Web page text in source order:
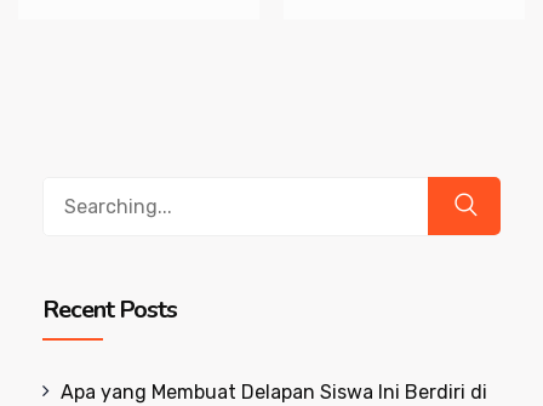
Recent Posts
Apa yang Membuat Delapan Siswa Ini Berdiri di